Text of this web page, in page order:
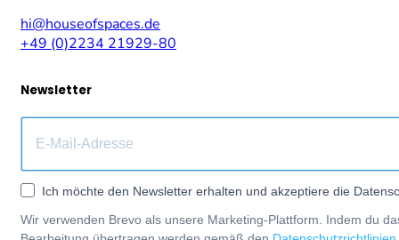
hi@houseofspaces.de
+49 (0)2234 21929-80
Newsletter
Ich möchte den Newsletter erhalten und akzeptiere die
Wir verwenden Brevo als unsere Marketing-Plattform. Indem du